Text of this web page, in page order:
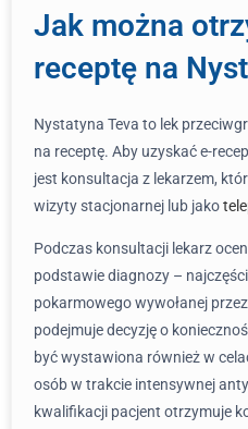
Jak można
receptę na
Nystatyna Teva to lek
na receptę. Aby uzyskać e-
jest konsultacja z lekarzem,
wizyty stacjonarnej lub jako
Podczas konsultacji lekarz
podstawie diagnozy –
pokarmowego wywołanej
podejmuje decyzję o
być wystawiona również w
osób w trakcie intensywnej
kwalifikacji pacjent otrzymuje